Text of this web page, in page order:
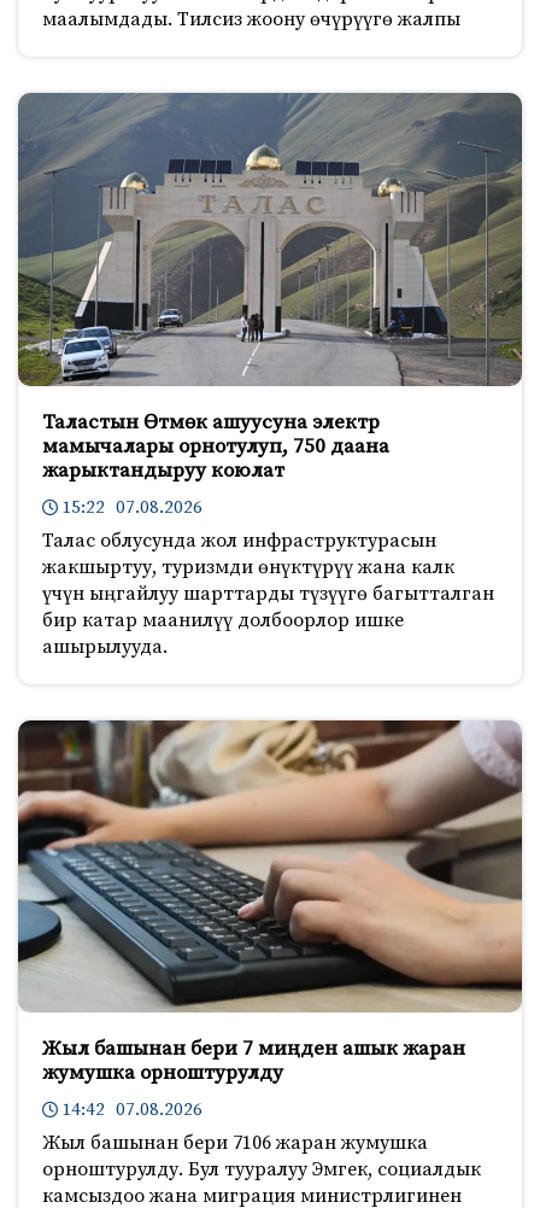
маалымдады. Тилсиз жоону өчүрүүгө жалпы
Таластын Өтмөк ашуусуна электр
мамычалары орнотулуп, 750 даана
жарыктандыруу коюлат
15:22 07.08.2026
Талас облусунда жол инфраструктурасын
жакшыртуу, туризмди өнүктүрүү жана калк
үчүн ыңгайлуу шарттарды түзүүгө багытталган
бир катар маанилүү долбоорлор ишке
ашырылууда.
Жыл башынан бери 7 миңден ашык жаран
жумушка орноштурулду
14:42 07.08.2026
Жыл башынан бери 7106 жаран жумушка
орноштурулду. Бул тууралуу Эмгек, социалдык
камсыздоо жана миграция министрлигинен